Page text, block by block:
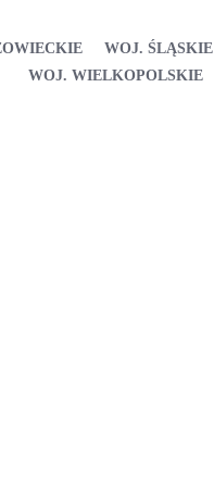
WOJ. ŚLĄSKIE
WOJ. WIELKOPOLSKIE